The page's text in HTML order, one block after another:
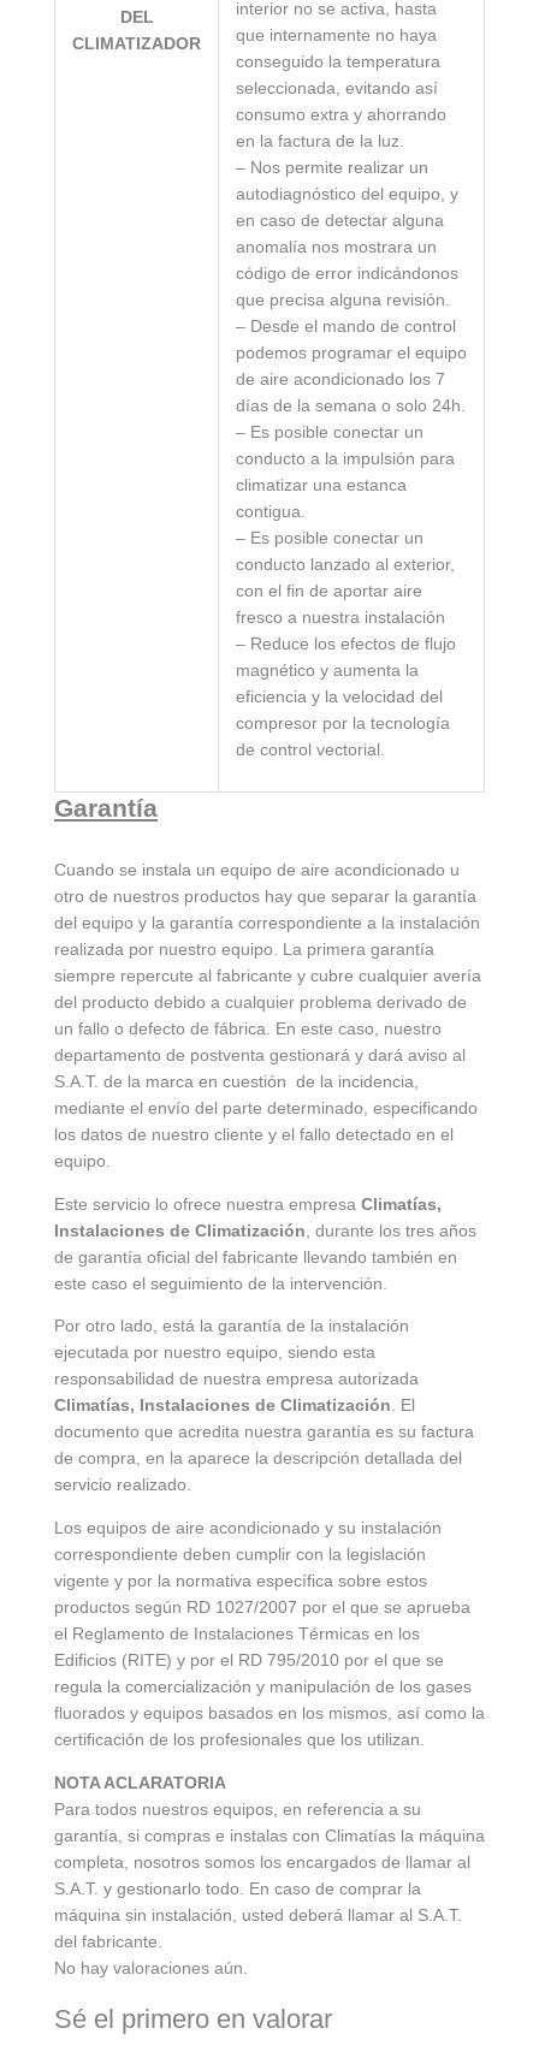
DEL
CLIMATIZADOR
interior no se activa, hasta
que internamente no haya
conseguido la temperatura
seleccionada, evitando así
consumo extra y ahorrando
en la factura de la luz.
– Nos permite realizar un
autodiagnóstico del equipo, y
en caso de detectar alguna
anomalía nos mostrara un
código de error indicándonos
que precisa alguna revisión.
– Desde el mando de control
podemos programar el equipo
de aire acondicionado los 7
días de la semana o solo 24h.
– Es posible conectar un
conducto a la impulsión para
climatizar una estanca
contigua.
– Es posible conectar un
conducto lanzado al exterior,
con el fin de aportar aire
fresco a nuestra instalación
– Reduce los efectos de flujo
magnético y aumenta la
eficiencia y la velocidad del
compresor por la tecnología
de control vectorial.
Garantía
Cuando se instala un equipo de aire acondicionado u
otro de nuestros productos hay que separar la garantía
del equipo y la garantía correspondiente a la instalación
realizada por nuestro equipo. La primera garantía
siempre repercute al fabricante y cubre cualquier avería
del producto debido a cualquier problema derivado de
un fallo o defecto de fábrica. En este caso, nuestro
departamento de postventa gestionará y dará aviso al
S.A.T. de la marca en cuestión de la incidencia,
mediante el envío del parte determinado, especificando
los datos de nuestro cliente y el fallo detectado en el
equipo.
Este servicio lo ofrece nuestra empresa Climatías,
Instalaciones de Climatización , durante los tres años
de garantía oficial del fabricante llevando también en
este caso el seguimiento de la intervención.
Por otro lado, está la garantía de la instalación
ejecutada por nuestro equipo, siendo esta
responsabilidad de nuestra empresa autorizada
Climatías, Instalaciones de Climatización. El
documento que acredita nuestra garantía es su factura
de compra, en la aparece la descripción detallada del
servicio realizado.
Los equipos de aire acondicionado y su instalación
correspondiente deben cumplir con la legislación
vigente y por la normativa específica sobre estos
productos según RD 1027/2007 por el que se aprueba
el Reglamento de Instalaciones Térmicas en los
Edificios (RITE) y por el RD 795/2010 por el que se
regula la comercialización y manipulación de los gases
fluorados y equipos basados en los mismos, así como la
certificación de los profesionales que los utilizan.
NOTA ACLARATORIA
Para todos nuestros equipos, en referencia a su
garantía, si compras e instalas con Climatías la máquina
completa, nosotros somos los encargados de llamar al
S.A.T. y gestionarlo todo. En caso de comprar la
máquina sin instalación, usted deberá llamar al S.A.T.
del fabricante.
No hay valoraciones aún.
Sé el primero en valorar